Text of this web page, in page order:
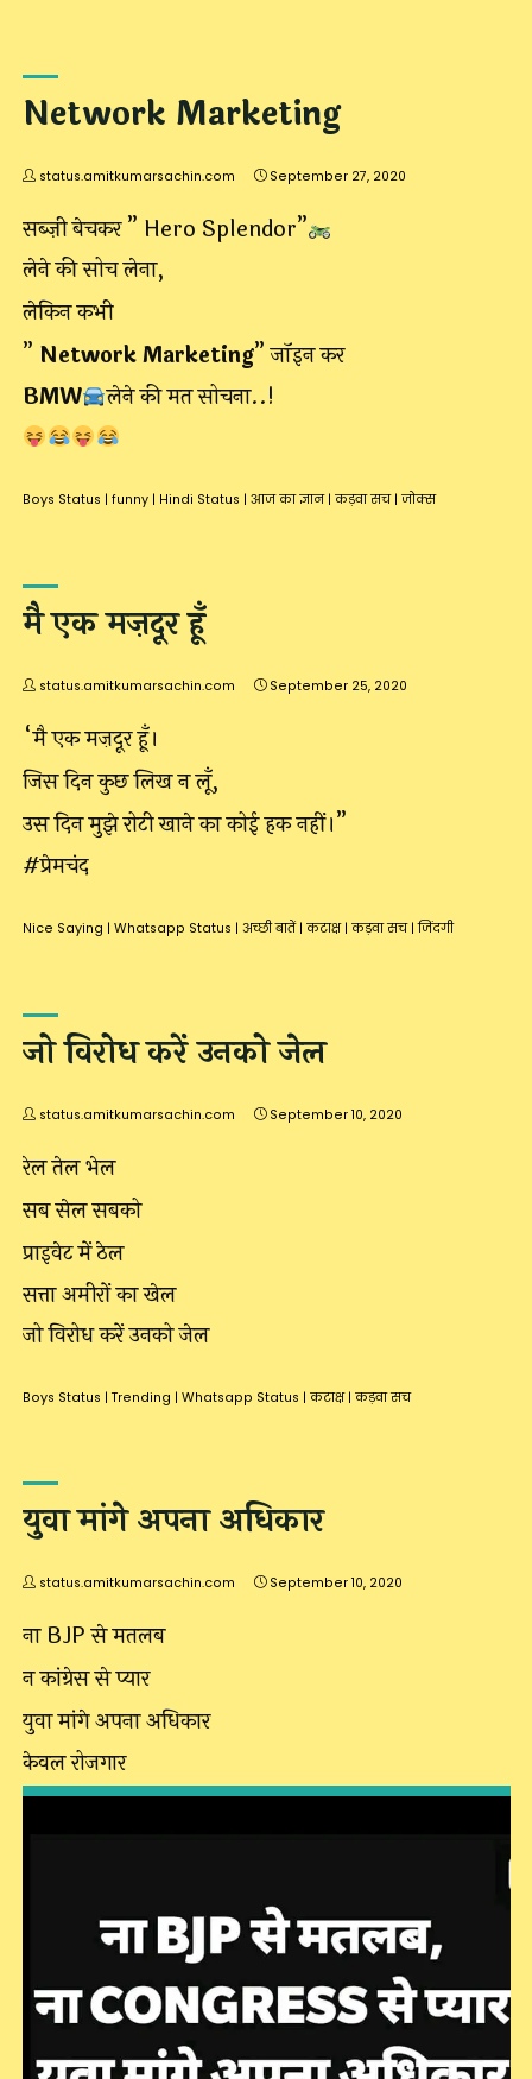
Network Marketing
status.amitkumarsachin.com September 27, 2020
सब्ज़ी बेचकर ” Hero Splendor”
लेने की सोच लेना,
लेकिन कभी
” Network Marketing” जॉइन कर
BMW
लेने की मत सोचना..!
Boys Status | funny | Hindi Status | आज का ज्ञान | कड़वा सच | जोक्स
मै एक मज़दूर हूँ
status.amitkumarsachin.com September 25, 2020
“मै एक मज़दूर हूँ।
जिस दिन कुछ लिख न लूँ,
उस दिन मुझे रोटी खाने का कोई हक नहीं।”
#प्रेमचंद
Nice Saying | Whatsapp Status | अच्छी बातें | कटाक्ष | कड़वा सच | जिंदगी
जो विरोध करें उनको जेल
status.amitkumarsachin.com September 10, 2020
रेल तेल भेल
सब सेल सबको
प्राइवेट में ठेल
सत्ता अमीरों का खेल
जो विरोध करें उनको जेल
Boys Status | Trending | Whatsapp Status | कटाक्ष | कड़वा सच
युवा मांगे अपना अधिकार
status.amitkumarsachin.com September 10, 2020
ना BJP से मतलब
न कांग्रेस से प्यार
युवा मांगे अपना अधिकार
केवल रोजगार